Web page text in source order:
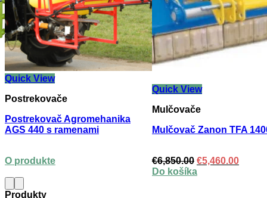
Quick View
Postrekovače
Postrekovač Agromehanika
AGS 440 s ramenami
O produkte
Quick View
Mulčovače
Mulčovač Zanon TFA
€6,850.00 Original
price
€5,460.00
Do košíka
Produkty